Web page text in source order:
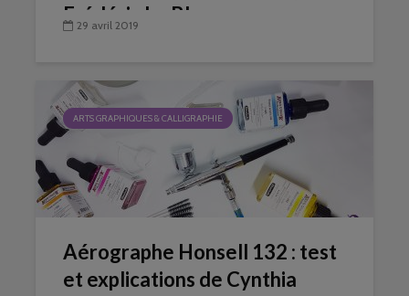
Frédéric Le Blay
29 avril 2019
ARTS GRAPHIQUES & CALLIGRAPHIE
Aérographe Honsell 132 : test
et explications de Cynthia